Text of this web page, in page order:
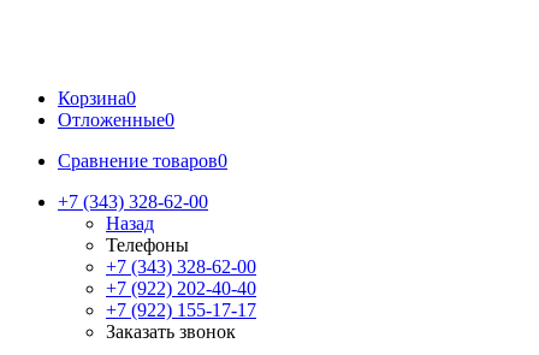
Корзина0
Отложенные0
Сравнение товаров0
+7 (343) 328-62-00
Назад
Телефоны
+7 (343) 328-62-00
+7 (922) 202-40-40
+7 (922) 155-17-17
Заказать звонок